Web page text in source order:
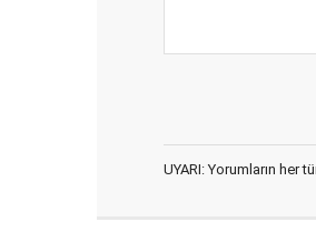
UYARI: Yorumların her